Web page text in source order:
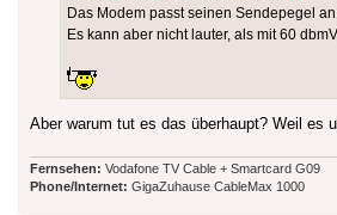
Das Modem passt seinen Sendepegel
Es kann aber nicht lauter, als mit 60
Aber warum tut es das überhaupt? Weil es
Fernsehen: Vodafone TV Cable + Smartcard G09
Phone/Internet: GigaZuhause CableMax 1000